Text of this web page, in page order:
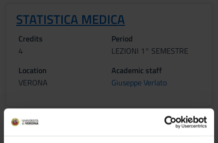
STATISTICA MEDICA
Credits
4
Period
LEZIONI 1° SEMESTRE
Location
VERONA
Academic staff
Giuseppe Verlato
INFORMATICA